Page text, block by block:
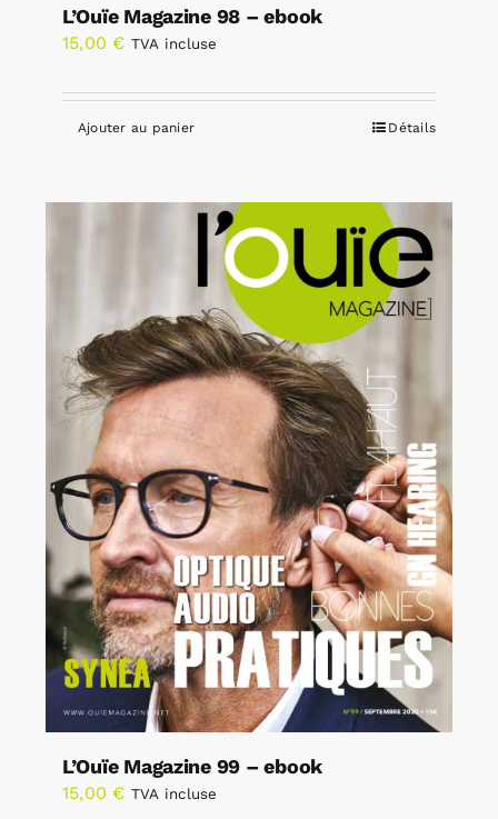
L’Ouïe Magazine 98 – ebook
15,00 € TVA incluse
Ajouter au panier Détails
L’Ouïe Magazine 99 – ebook
15,00 € TVA incluse